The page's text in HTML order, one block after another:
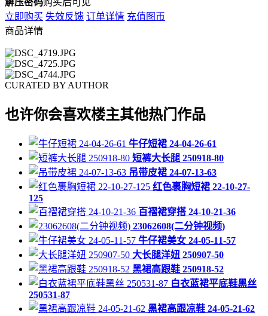
解压密码购买后可见
立即购买 失效反馈 订单详情 充值图币
商品详情
CURATED BY AUTHOR
也许你会喜欢楼主其他热门作品
牛仔短裙 24-04-26-61
短裤大长腿 250918-80
吊带皮裙 24-07-13-63
红色裹胸短裙 22-10-27-
125
百褶裙穿搭 24-10-21-36
23062608(二分钟视频)
牛仔裙美女 24-05-11-57
大长腿洋妞 250907-50
黑裙高跟鞋 250918-52
白衣蓝裙平底鞋黑丝
250531-87
黑裙高跟凉鞋 24-05-21-62